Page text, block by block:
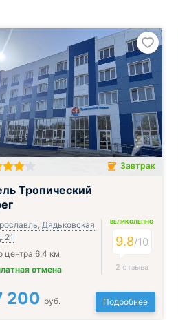
включён
Завтрак
Тропический
Дядьковская
21
центра 6.4 км
отмена
ВЕЛИКОЛЕПНО
9.8/10
2 отзыва
200 руб. Подробнее